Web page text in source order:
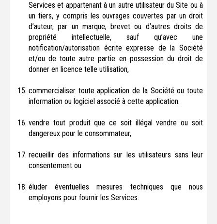
Services et appartenant à un autre utilisateur du Site ou à
un tiers, y compris les ouvrages couvertes par un droit
d’auteur, par un marque, brevet ou d’autres droits de
propriété intellectuelle, sauf qu’avec une
notification/autorisation écrite expresse de la Société
et/ou de toute autre partie en possession du droit de
donner en licence telle utilisation,
commercialiser toute application de la Société ou toute
information ou logiciel associé à cette application.
vendre tout produit que ce soit illégal vendre ou soit
dangereux pour le consommateur,
recueillir des informations sur les utilisateurs sans leur
consentement ou
éluder éventuelles mesures techniques que nous
employons pour fournir les Services.